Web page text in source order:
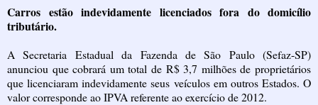
Carros estão indevidamente licenciados fora do domicílio
tributário.
A Secretaria Estadual da Fazenda de São Paulo (Sefaz-SP)
anunciou que cobrará um total de R$ 3,7 milhões de proprietários
que licenciaram indevidamente seus veículos em outros Estados. O
valor corresponde ao IPVA referente ao exercício de 2012.